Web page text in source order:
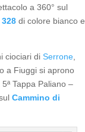
a 360° sul
328di colore bianco e
ciociari diSerrone
a Fiuggi si aprono
Tappa Paliano –
Cammino di